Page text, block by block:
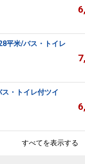
平米/バス・トイレ
・トイレ付ツイ
すべてを表示する